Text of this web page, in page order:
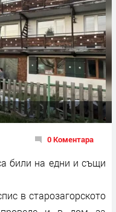
0 Коментара
били на едни и същи
в старозагорското